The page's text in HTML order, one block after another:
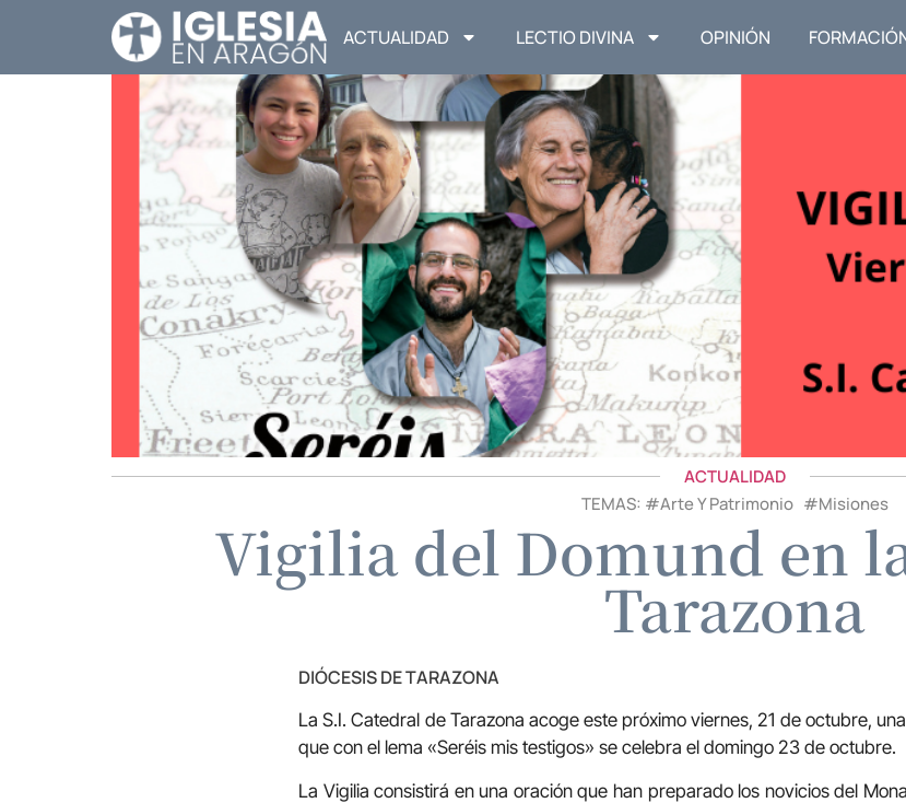
ACTUALIDAD LECTIO DIVINA OPINIÓN
ACTUALIDAD
TEMAS: #Arte Y Patrimonio#Misiones
Vigilia del Domund en
Tarazona
DIÓCESIS DE TARAZONA
La S.I. Catedral de Tarazona acoge este próximo viernes, 21 de octubre,
que con el lema «Seréis mis testigos» se celebra el domingo 23 de octubre.
La Vigilia consistirá en una oración que han preparado los novicios del